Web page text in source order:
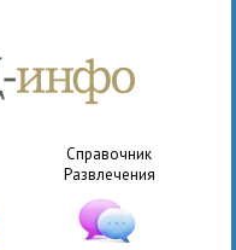
Справочник
Развлечения